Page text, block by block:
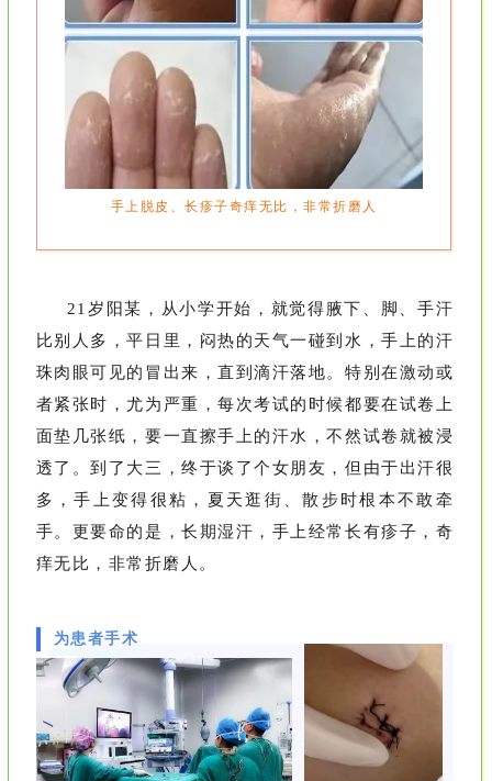
手上脱皮、长疹子奇痒无比，非常折磨人
21岁阳某，从小学开始，就觉得腋下、脚、手汗
比别人多，平日里，闷热的天气一碰到水，手上的汗
珠肉眼可见的冒出来，直到滴汗落地。特别在激动或
者紧张时，尤为严重，每次考试的时候都要在试卷上
面垫几张纸，要一直擦手上的汗水，不然试卷就被浸
透了。到了大三，终于谈了个女朋友，但由于出汗很
多，手上变得很粘，夏天逛街、散步时根本不敢牵
手。更要命的是，长期湿汗，手上经常长有疹子，奇
痒无比，非常折磨人。
为患者手术